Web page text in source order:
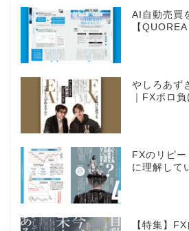
AI自動売買
【
やしろあず
｜FXボロ
FXのリピ
に理解して
【特集】